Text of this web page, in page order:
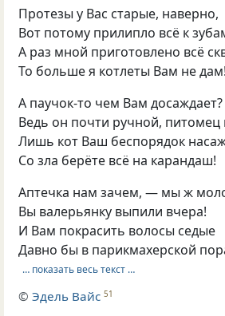
Протезы у Вас старые, наверно,
Вот потому прилипло всё к
А раз мной приготовлено всё
То больше я котлеты Вам не дам!
А паучок-то чем Вам досаждает?
Ведь он почти ручной,
Лишь кот Ваш беспорядок
Со зла берёте всё на карандаш!
Аптечка нам зачем, — мы ж
Вы валерьянку выпили вчера!
И Вам покрасить волосы седые
Давно бы в парикмахерской
… показать весь текст …
©Эдель Вайс 51